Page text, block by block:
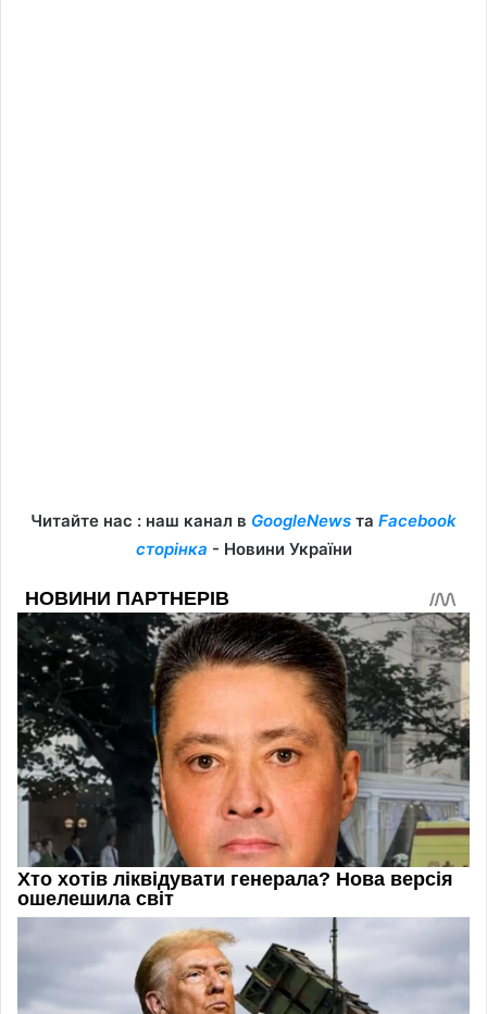
Читайте нас : наш канал в GoogleNews та Facebook
сторінка - Новини України